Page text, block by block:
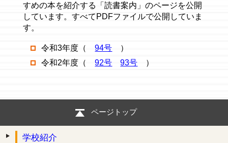
すめの本を紹介する「読書案内」のページを公開
しています。すべてPDFファイルで公開していま
す。
令和3年度（94号 ）
令和2年度（92号 93号 ）
ページトップ
学校紹介